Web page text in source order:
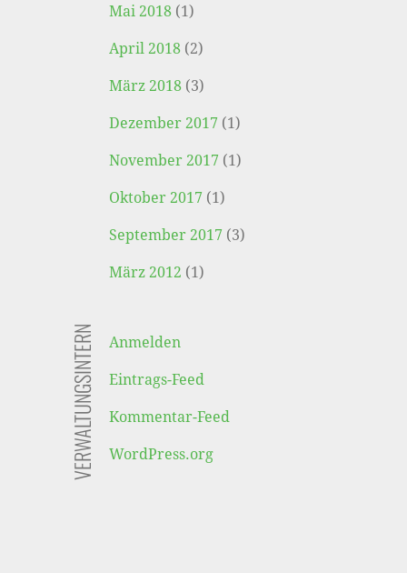
Mai 2018 (1)
April 2018 (2)
März 2018 (3)
Dezember 2017 (1)
November 2017 (1)
Oktober 2017 (1)
September 2017 (3)
März 2012 (1)
VERWALTUNGSINTERN Anmelden
Eintrags-Feed
Kommentar-Feed
WordPress.org